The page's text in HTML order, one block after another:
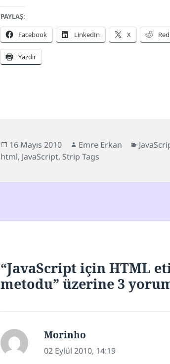
PAYLAŞ:
Facebook LinkedIn X
Yazdır
Yayın
tarihi
16 Mayıs 2010 Yazar
Emre Erkan
html, JavaScript, Strip Tags
“JavaScript için HTML
metodu” üzerine 3
Morinho
ki:
02 Eylül 2010, 14:19